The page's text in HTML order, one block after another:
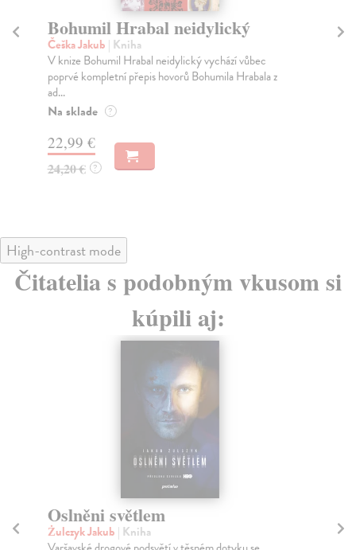
Bohumil Hrabal neidylický
Češka Jakub | Kniha
V knize Bohumil Hrabal neidylický vychází vůbec
poprvé kompletní přepis hovorů Bohumila Hrabala z
ad...
Na sklade ?
22,99 €
24,20 € ?
High-contrast mode
Čitatelia s podobným vkusom si
kúpili aj:
Oslněni světlem
Żulczyk Jakub | Kniha